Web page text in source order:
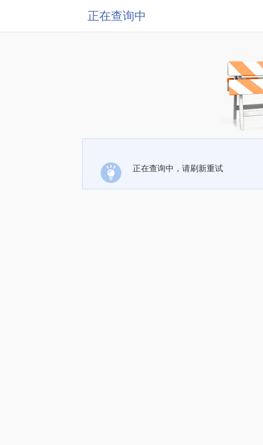
正在查询中
正在查询中，请刷新重试